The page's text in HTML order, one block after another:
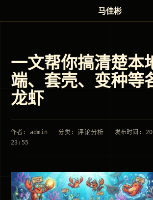
一文帮你搞清楚本
端、套壳、变种等
龙虾
作者: admin 分类:评论分析
发布时间:
23:55
马佳彬